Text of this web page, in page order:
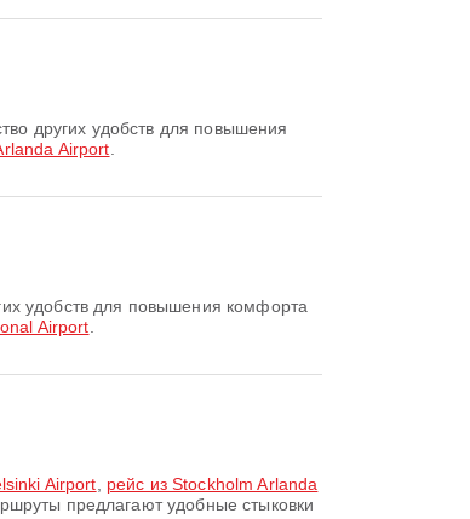
Airport
Airport
Airport
рейс из Stockholm Arlanda
предлагают удобные стыковки